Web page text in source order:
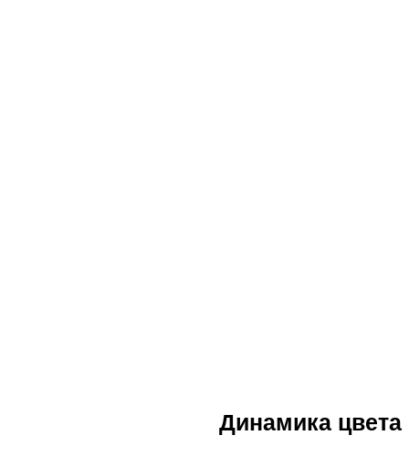
Динамика цвета